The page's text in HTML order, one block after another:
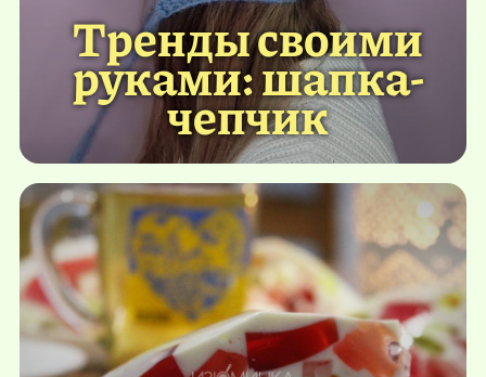
Тренды своими
руками: шапка-
чепчик